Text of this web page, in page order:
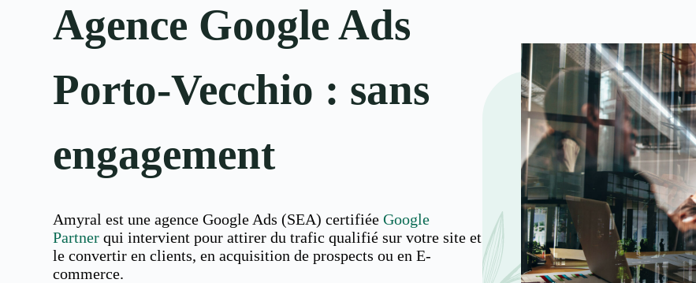
Agence Google Ads
Porto-Vecchio : sans
engagement
Amyral est une agence Google Ads (SEA) certifiéeGoogle
Partner qui intervient pour attirer du trafic qualifié sur votre site et
le convertir en clients, en acquisition de prospects ou en E-
commerce.